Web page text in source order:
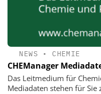
NEWS • CHEMIE
CHEManager
Das Leitmedium für
Mediadaten stehen für